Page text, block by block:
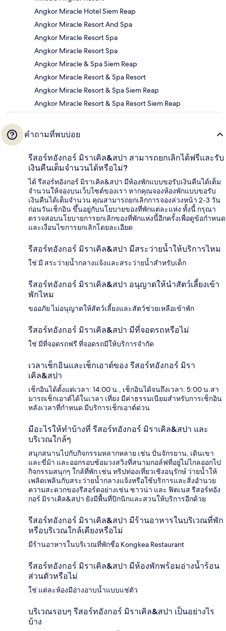
Angkor Miracle Hotel Siem Reap
Angkor Miracle Resort And Spa
Angkor Miracle Resort Spa
Angkor Miracle Resort Spa
Angkor Miracle & Spa Siem Reap
Angkor Miracle Resort & Spa Resort
Angkor Miracle Resort & Spa Siem Reap
Angkor Miracle Resort & Spa Resort Siem Reap
คำถามที่พบบ่อย
รีสอร์ทอังกอร์ มิราเคิล&สปา สามารถยกเลิกได้ฟรีและรับ
เงินคืนเต็มจำนวนได้หรือไม่?
ได้ รีสอร์ทอังกอร์ มิราเคิล&สปา มีห้องพักแบบขอรับเงินคืนได้เต็ม
จำนวนให้จองบนเว็บไซต์ของเรา หากคุณจองห้องพักแบบขอรับ
เงินคืนได้เต็มจำนวน คุณสามารถยกเลิกการจองล่วงหน้า 2-3 วัน
ก่อนวันเช็กอิน ขึ้นอยู่กับนโยบายของที่พักแต่ละแห่ง ทั้งนี้ กรุณา
ตรวจสอบนโยบายการยกเลิกของที่พักแห่งนี้อีกครั้งเพื่อดูข้อกำหนด
และเงื่อนไขการยกเลิกโดยละเอียด
รีสอร์ทอังกอร์ มิราเคิล&สปา มีสระว่ายน้ำให้บริการไหม
ใช่ มี สระว่ายน้ำกลางแจ้งและสระว่ายน้ำสำหรับเด็ก
รีสอร์ทอังกอร์ มิราเคิล&สปา อนุญาตให้นำสัตว์เลี้ยงเข้า
พักไหม
ขออภัย ไม่อนุญาตให้สัตว์เลี้ยงและสัตว์ช่วยเหลือเข้าพัก
รีสอร์ทอังกอร์ มิราเคิล&สปา มีที่จอดรถหรือไม่
ใช่ มีที่จอดรถฟรี ที่จอดรถมีให้บริการจำกัด
เวลาเช็กอินและเช็กเอาต์ของ รีสอร์ทอังกอร์ มิรา
เคิล&สปา
เช็กอินได้ตั้งแต่เวลา: 14:00 น., เช็กอินได้จนถึงเวลา: 5:00 น.สา
มารถเช็กเอาต์ได้ในเวลา เที่ยง มีค่าธรรมเนียมสำหรับการเช็กอิน
หลังเวลาที่กำหนด มีบริการเช็กเอาต์ด่วน
มีอะไรให้ทำบ้างที่ รีสอร์ทอังกอร์ มิราเคิล&สปา และ
บริเวณใกล้ๆ
สนุกสนานไปกับกิจกรรมหลากหลาย เช่น ปั่นจักรยาน, เดินเขา
และขี่ม้า และออกรอบซ้อมวงสวิงที่สนามกอล์ฟที่อยู่ไม่ไกลออกไป
กิจกรรมสนุกๆ ใกล้ที่พัก เช่น ทริปท่องเที่ยวเชิงอนุรักษ์ ว่ายน้ำให้
เพลิดเพลินกับสระว่ายน้ำกลางแจ้งหรือใช้บริการและสิ่งอำนวย
ความสะดวกของรีสอร์ตอย่างเช่น ซาวน่า และ ฟิตเนส รีสอร์ทอัง
กอร์ มิราเคิล&สปา ยังมีพื้นที่ปิกนิกและสวนให้บริการอีกด้วย
รีสอร์ทอังกอร์ มิราเคิล&สปา มีร้านอาหารในบริเวณที่พัก
หรือบริเวณใกล้เคียงหรือไม่
มีร้านอาหารในบริเวณที่พักชื่อ Kongkea Restaurant
รีสอร์ทอังกอร์ มิราเคิล&สปา มีห้องพักพร้อมอ่างน้ำร้อน
ส่วนตัวหรือไม่
ใช่ แต่ละห้องมีอ่างอาบน้ำแบบแช่ตัว
บริเวณรอบๆ รีสอร์ทอังกอร์ มิราเคิล&สปา เป็นอย่างไร
บ้าง